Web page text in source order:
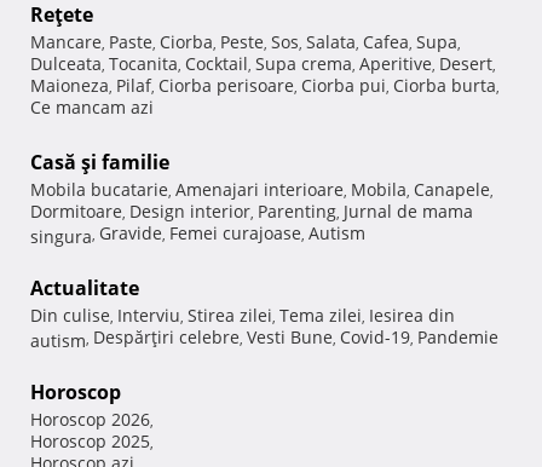
Reţete
Mancare, Paste, Ciorba, Peste, Sos, Salata, Cafea, Supa,
Dulceata, Tocanita, Cocktail, Supa crema, Aperitive, Desert,
Maioneza, Pilaf, Ciorba perisoare, Ciorba pui, Ciorba burta,
Ce mancam azi
Casă şi familie
Mobila bucatarie, Amenajari interioare, Mobila, Canapele,
Dormitoare, Design interior, Parenting, Jurnal de mama
singura, Gravide, Femei curajoase, Autism
Actualitate
Din culise, Interviu, Stirea zilei, Tema zilei, Iesirea din
autism, Despărţiri celebre, Vesti Bune, Covid-19, Pandemie
Horoscop
Horoscop 2026,
Horoscop 2025,